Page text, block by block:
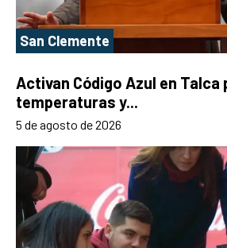
San Clemente
Activan Código Azul en Talca
temperaturas y...
5 de agosto de 2026